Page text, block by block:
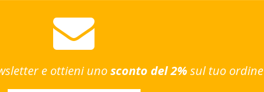
e ottieni unosconto del 2%sul tuo ordine